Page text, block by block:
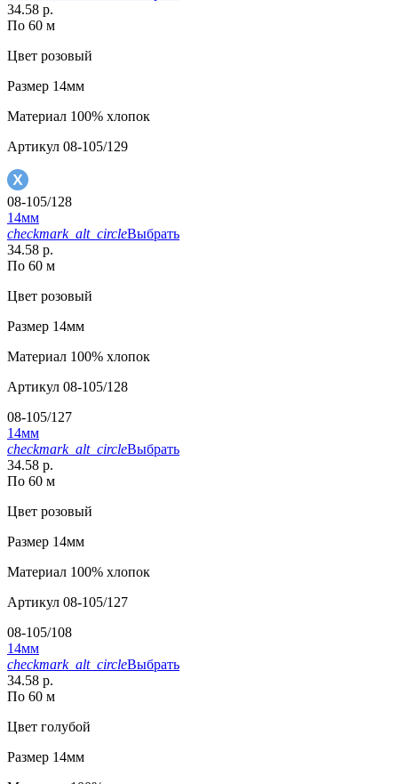
34.58 р.
По 60 м
Цвет розовый
Размер 14мм
Материал 100% хлопок
Артикул 08-105/129
08-105/128
14мм
checkmark_alt_circleВыбрать
34.58 р.
По 60 м
Цвет розовый
Размер 14мм
Материал 100% хлопок
Артикул 08-105/128
08-105/127
14мм
checkmark_alt_circleВыбрать
34.58 р.
По 60 м
Цвет розовый
Размер 14мм
Материал 100% хлопок
Артикул 08-105/127
08-105/108
14мм
checkmark_alt_circleВыбрать
34.58 р.
По 60 м
Цвет голубой
Размер 14мм